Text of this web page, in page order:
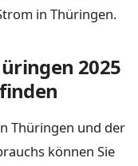
in Thüringen.
2025
Thüringen und der
können Sie